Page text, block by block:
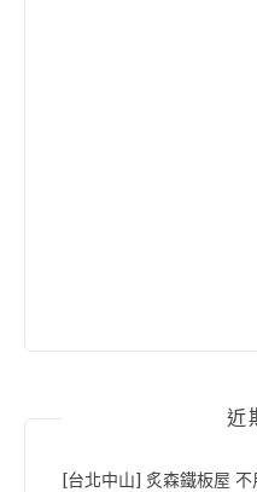
近
[台北中山] 炙森鐵板屋